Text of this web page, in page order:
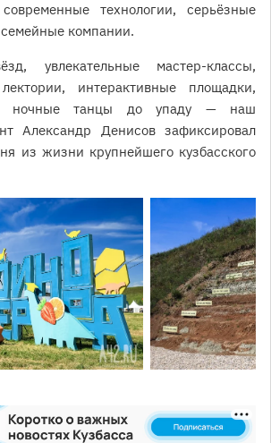
технологии, серьёзные
компании.
увлекательные мастер-классы,
интерактивные площадки,
ночные танцы до упаду — наш
Александр Денисов зафиксировал
из жизни крупнейшего кузбасского